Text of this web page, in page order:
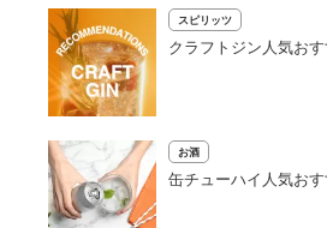
スピリッツ
クラフトジン人気お
お酒
缶チューハイ人気お